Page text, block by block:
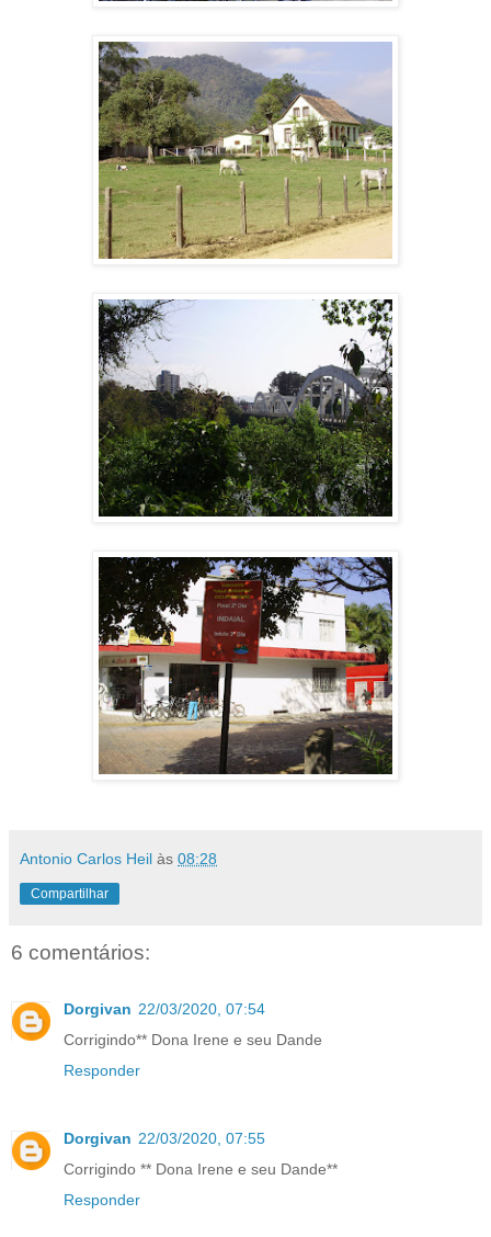
Antonio Carlos Heil às 08:28
Compartilhar
6 comentários:
Dorgivan 22/03/2020, 07:54
Corrigindo** Dona Irene e seu Dande
Responder
Dorgivan 22/03/2020, 07:55
Corrigindo ** Dona Irene e seu Dande**
Responder